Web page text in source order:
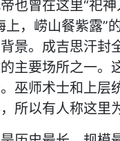
也曾在这里“祀
上，崂山餐紫露”
景。成吉思汗封
主要场所之一。
巫师术士和上层
所以有人称这里